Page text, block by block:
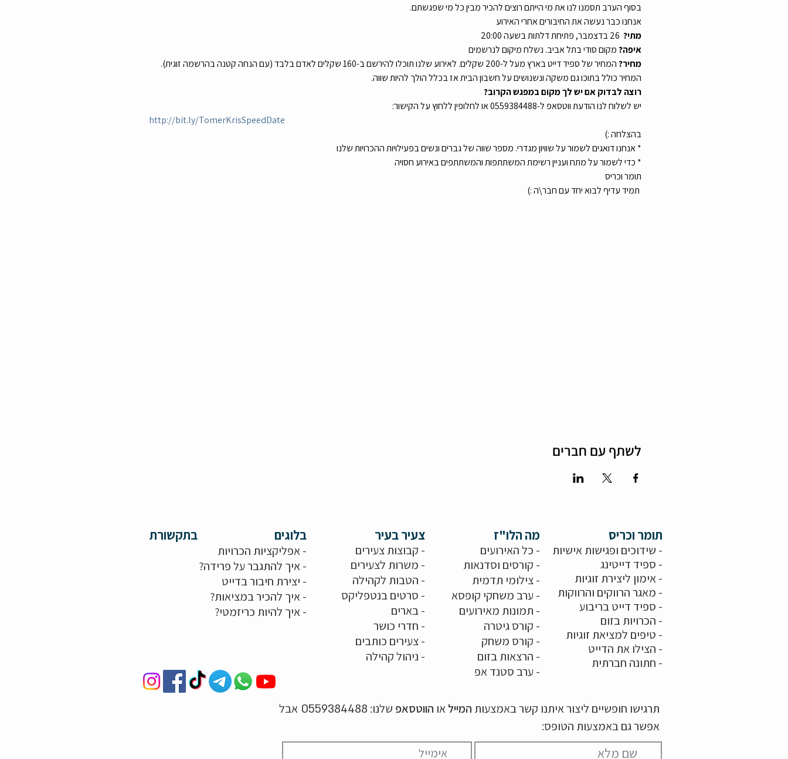
בסוף הערב תסמנו לנו את מי הייתם רוצים להכיר מבין כל מי שפגשתם.
אנחנו כבר נעשה את החיבורים אחרי האירוע
מתי?
איפה? מקום סודי בתל אביב. נשלח מיקום לנרשמים
מחיר? המחיר של ספיד דייט בארץ מעל ל-200 שקלים. לאירוע שלנו תוכלו להירשם ב-160 שקלים לאדם בלבד (עם הנחה קטנה בהרשמה זוגית).
המחיר כולל בתוכו גם משקה ונשנושים על חשבון הבית אז בכלל הולך להיות שווה.
רוצה לבדוק אם יש לך מקום במפגש הקרוב?
יש לשלוח לנו הודעת ווטסאפ ל-0559384488 או לחלופין ללחוץ על הקישור:
http://bit.ly/TomerKrisSpeedDate
בהצלחה :)
* אנחנו דואגים לשמור על שוויון מגדרי. מספר שווה של גברים ונשים בפעילויות ההכרויות שלנו
* כדי לשמור על מתח ועניין רשימת המשתתפות והמשתתפים באירוע חסויה
תומר וכריס
תמיד עדיף לבוא יחד עם חבר\ה :)
לשתף עם חברים
בתקשורת בלוגים
-אפליקציות הכרויות
-איך להתגבר על פרידה?
- יצירת חיבור בדייט
-איך להכיר במציאות?
-איך להיות כריזמטי?
צעיר בעיר
- קבוצות צעירים
- משרות לצעירים
- הטבות לקהילה
- סרטים בנטפליקס
- בארים
- חדרי כושר
-צעירים כותבים
- ניהול קהילה
מה הלו"ז
- כל האירועים
- קורסים וסדנאות
-צילומי תדמית
- ערב משחקי קופסא
- תמונות מאירועים
- קורס גיטרה
- קורס משחק
- הרצאות בזום
- ערב סטנד אפ
תומר וכריס
- שידוכים ופגישות אישיות
- ספיד דייטינג
-אימון ליצירת זוגיות
- מאגר הרווקים והרווקות
- ספיד דייט בריבוע
- הכרויות בזום
- טיפים למציאת זוגיות
- הצילו את הדייט
- חתונה חברתית
תרגישו חופשיים ליצור איתנו קשר באמצעות המיילאו הווטסאפ שלנו: 0559384488 אבל
אפשר גם באמצעות הטופס: